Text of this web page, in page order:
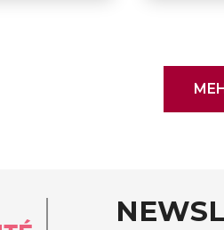
by HôpitauxRobert Schuman